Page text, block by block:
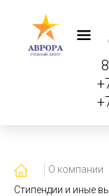
ГлавнаяО компании
Стипендии и иные